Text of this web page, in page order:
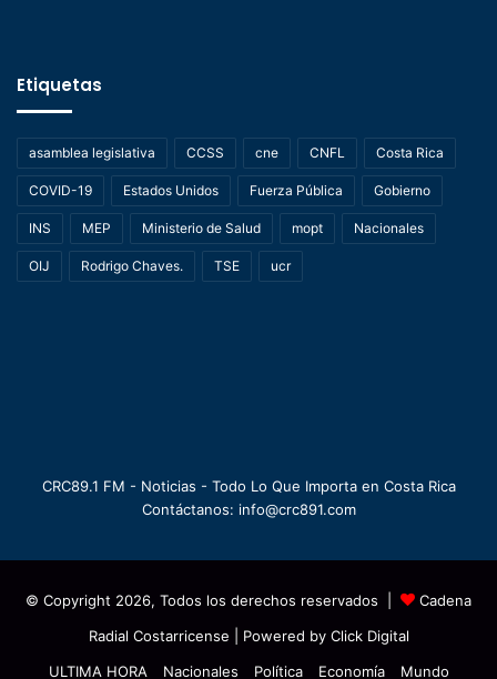
Etiquetas
asamblea legislativa CCSS cne CNFL Costa Rica
COVID-19 Estados Unidos Fuerza Pública Gobierno
INS MEP Ministerio de Salud mopt Nacionales
OIJ Rodrigo Chaves. TSE ucr
CRC89.1 FM - Noticias - Todo Lo Que Importa en Costa Rica
Contáctanos: info@crc891.com
© Copyright 2026, Todos los derechos reservados |
Cadena
Radial Costarricense | Powered by Click Digital
ULTIMA HORA
Nacionales Política Economía Mundo